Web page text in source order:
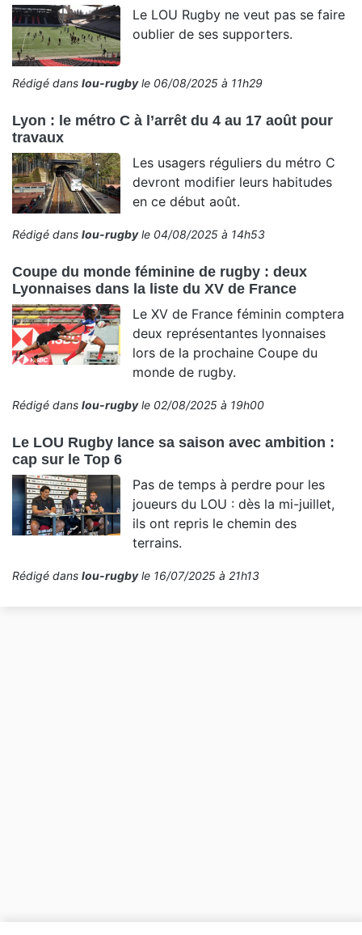
Le LOU Rugby ne veut pas se faire
oublier de ses supporters.
Rédigé dans lou-rugbyle 06/08/2025 à 11h29
Lyon : le métro C à l’arrêt du 4 au 17 août pour
travaux
Les usagers réguliers du métro C
devront modifier leurs habitudes
en ce début août.
Rédigé dans lou-rugbyle 04/08/2025 à 14h53
Coupe du monde féminine de rugby : deux
Lyonnaises dans la liste du XV de France
Le XV de France féminin comptera
deux représentantes lyonnaises
lors de la prochaine Coupe du
monde de rugby.
Rédigé dans lou-rugbyle 02/08/2025 à 19h00
Le LOU Rugby lance sa saison avec ambition :
cap sur le Top 6
Pas de temps à perdre pour les
joueurs du LOU : dès la mi-juillet,
ils ont repris le chemin des
terrains.
Rédigé dans lou-rugbyle 16/07/2025 à 21h13